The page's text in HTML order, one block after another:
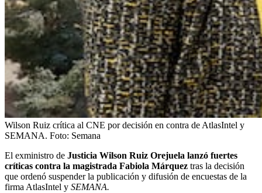
Wilson Ruiz crítica al CNE por decisión en contra de AtlasIntel y
SEMANA. Foto: Semana
El exministro de Justicia Wilson Ruiz Orejuela lanzó fuertes
críticas contra la magistrada Fabiola Márquez tras la decisión
que ordenó suspender la publicación y difusión de encuestas de la
firma AtlasIntel y SEMANA.